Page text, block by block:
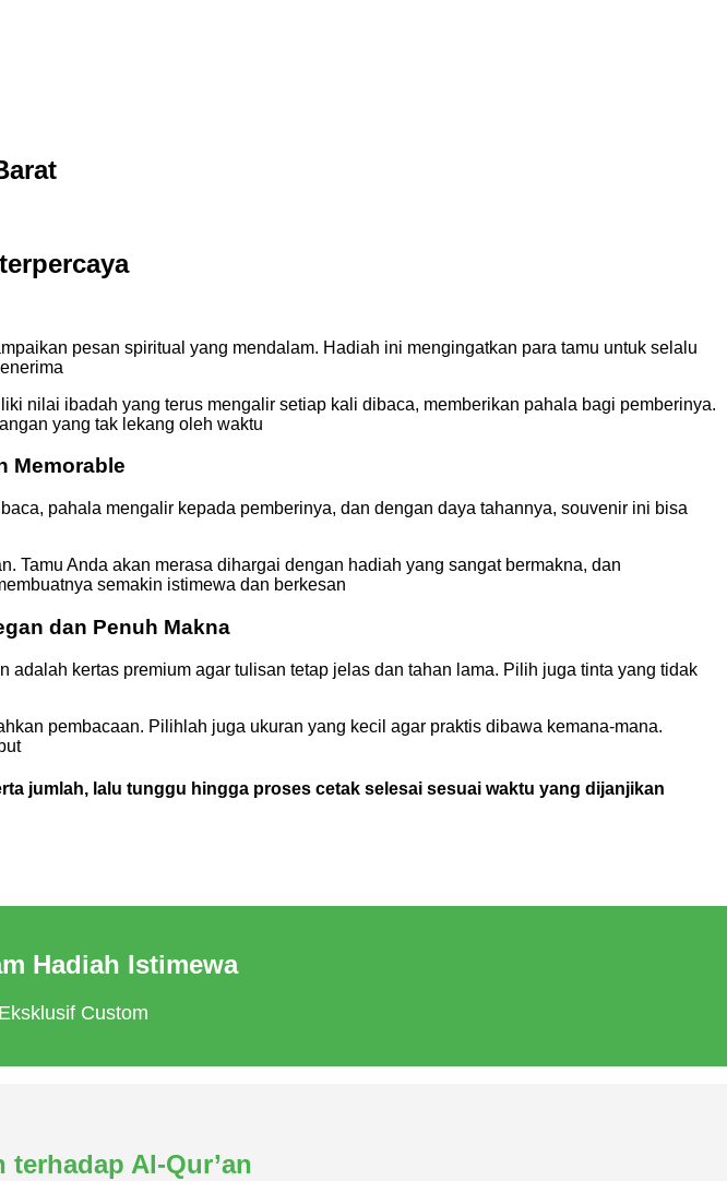
pesan spiritual yang mendalam. Hadiah ini mengingatkan para tamu untuk selalu
nilai ibadah yang terus mengalir setiap kali dibaca, memberikan pahala bagi pemberinya.
yang tak lekang oleh waktu
Memorable
pahala mengalir kepada pemberinya, dan dengan daya tahannya, souvenir ini bisa
Anda akan merasa dihargai dengan hadiah yang sangat bermakna, dan
semakin istimewa dan berkesan
dan Penuh Makna
kertas premium agar tulisan tetap jelas dan tahan lama. Pilih juga tinta yang tidak
pembacaan. Pilihlah juga ukuran yang kecil agar praktis dibawa kemana-mana.
jumlah, lalu tunggu hingga proses cetak selesai sesuai waktu yang dijanjikan
Hadiah Istimewa
Custom
Al-Qur’an